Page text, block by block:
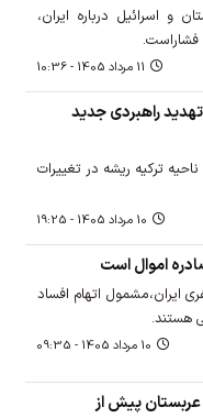
و اسرائیل درباره ایران،
فشاراست.
11 مرداد 1405 - 10:36
تهدید راهبردی جدید
ترکیه ریشه در تغییرات
10 مرداد 1405 - 19:25
اموال است
ایران،مشمول اتهام افساد
هستند.
10 مرداد 1405 - 09:35
عربستان پیش از